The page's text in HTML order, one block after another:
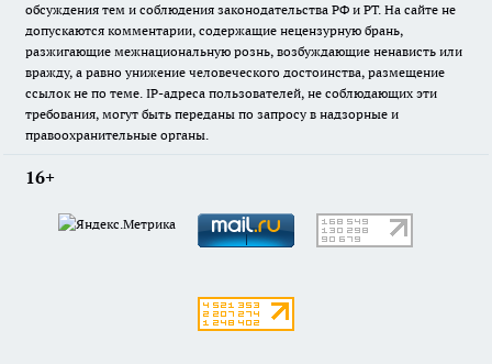
обсуждения тем и соблюдения законодательства РФ и РТ. На сайте не
допускаются комментарии, содержащие нецензурную брань,
разжигающие межнациональную рознь, возбуждающие ненависть или
вражду, а равно унижение человеческого достоинства, размещение
ссылок не по теме. IP-адреса пользователей, не соблюдающих эти
требования, могут быть переданы по запросу в надзорные и
правоохранительные органы.
16+